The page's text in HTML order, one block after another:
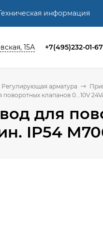
информация
15А +7(495)232-01-67
Регулирующая арматура
клапанов 0...10V
для
IP54